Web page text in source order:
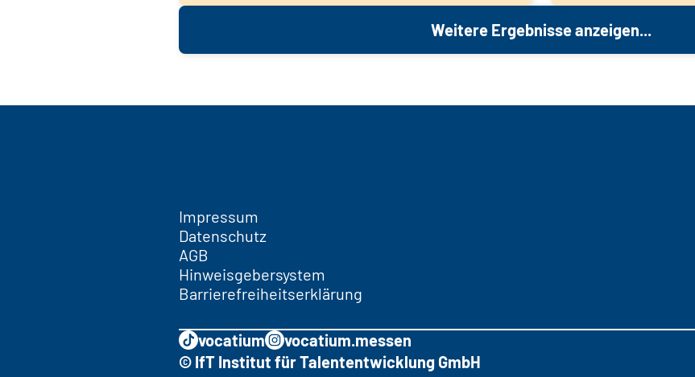
Weitere Ergebnisse anzeigen...
Impressum
Datenschutz
AGB
Hinweisgebersystem
Barrierefreiheitserklärung
vocatium
vocatium.messen
© IfT Institut für Talententwicklung GmbH